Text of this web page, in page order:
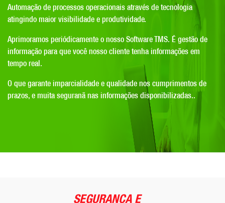
Automação de processos operacionais através de tecnologia
atingindo maior visibilidade e produtividade.
Aprimoramos periódicamente o nosso Software TMS. É gestão de
informação para que você nosso cliente tenha informações em
tempo real.
O que garante imparcialidade e qualidade nos cumprimentos de
prazos, e muita seguranã nas informações disponibilizadas..
SEGURANÇA E